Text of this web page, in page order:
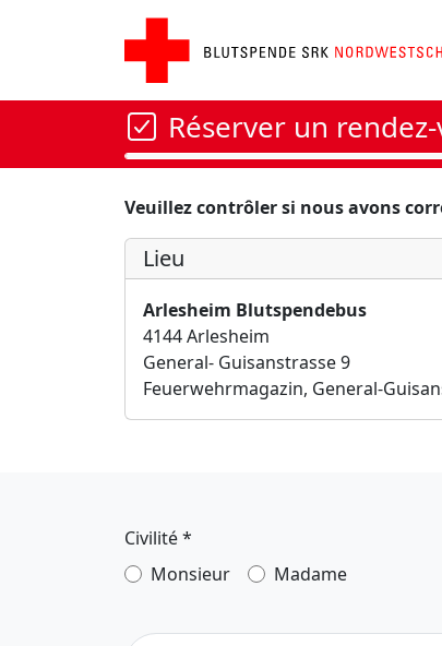
Réserver un
Veuillez contrôler si nous avons
Lieu
Arlesheim Blutspendebus
4144 Arlesheim
General- Guisanstrasse 9
Feuerwehrmagazin, General-
Civilité*
Monsieur
Madame